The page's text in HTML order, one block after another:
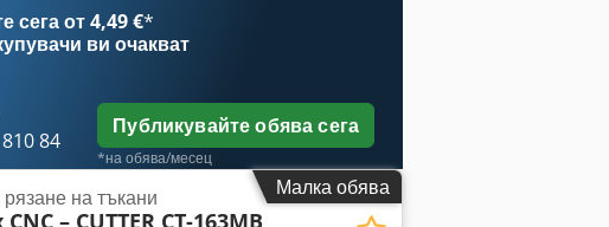
сега от 4,49 €*
ви очакват
84
Публикувайте обява сега
*на обява/месец
Малка обява
на тъкани
CNC – CUTTER CT-163MB